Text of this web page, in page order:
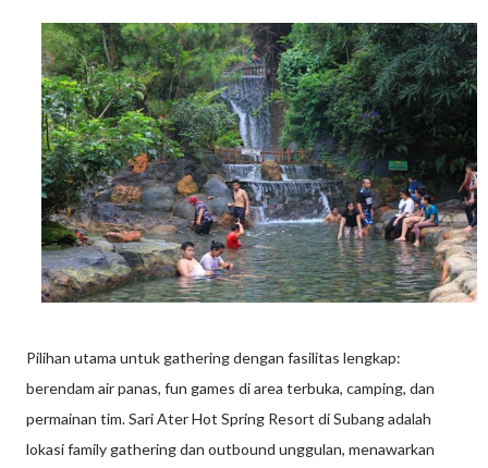
Pilihan utama untuk gathering dengan fasilitas lengkap:
berendam air panas, fun games di area terbuka, camping, dan
permainan tim. Sari Ater Hot Spring Resort di Subang adalah
lokasi family gathering dan outbound unggulan, menawarkan